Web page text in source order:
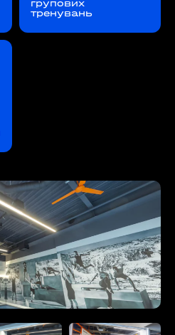
групових
тренувань